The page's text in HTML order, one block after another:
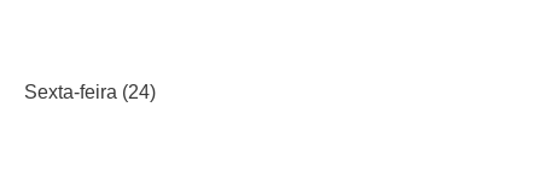
Sexta-feira (24)